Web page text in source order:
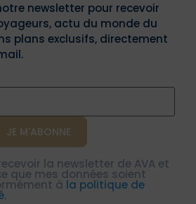
newsletter pour recevoir
actu du monde du
plans exclusifs, directement
la newsletter de AVA et
que mes données soient
à la politique de